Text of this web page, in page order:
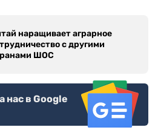
наращивает аграрное
с другими
ШОС
нас в Google